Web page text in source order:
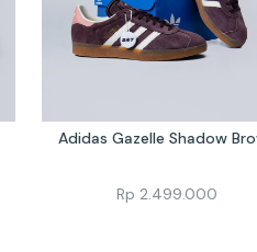
Adidas Gazelle Shadow
Rp 2.499.000